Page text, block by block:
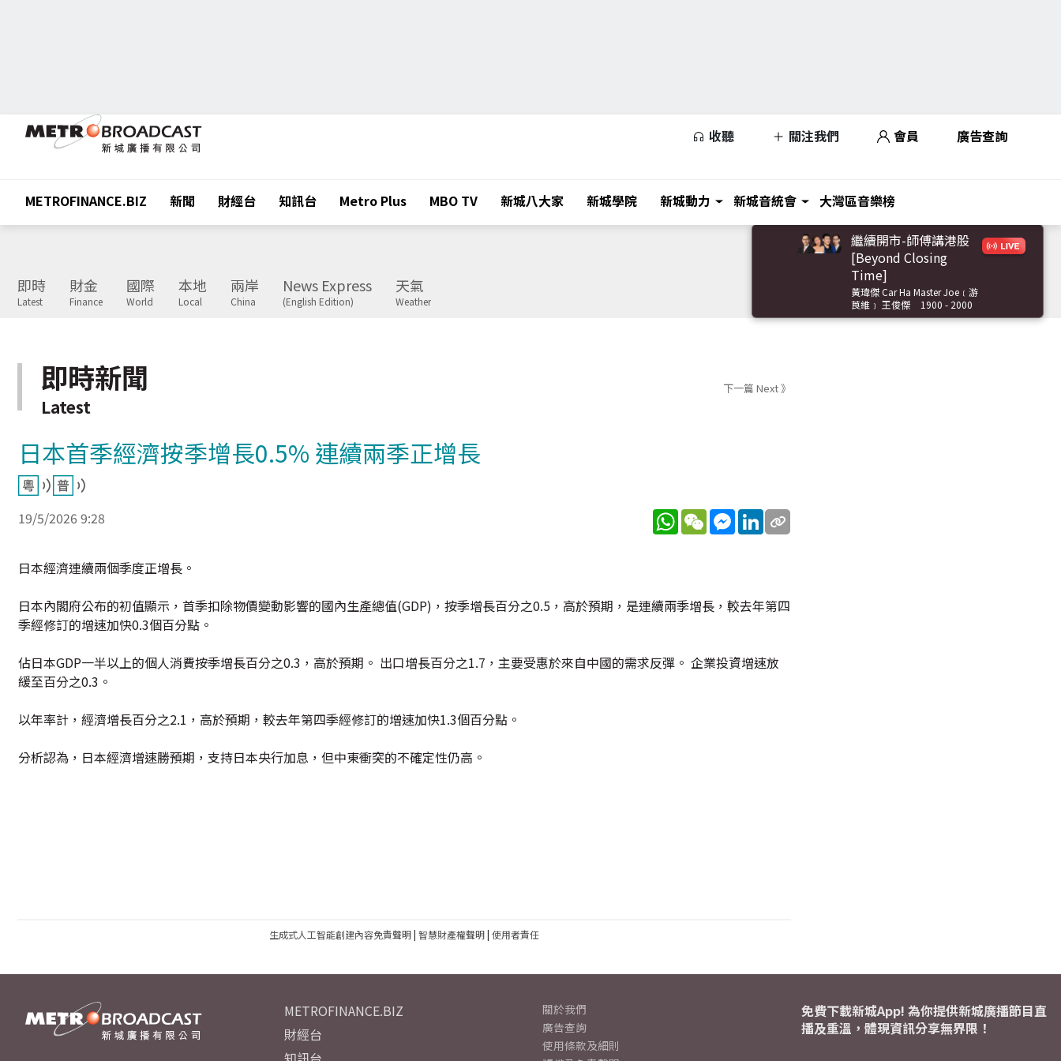
收聽 關注我們 會員 廣告查詢
METROFINANCE.BIZ 新聞 財經台 知訊台 Metro Plus MBO TV 新城八大家 新城學院 新城動力 新城音統會 大灣區音樂榜
即時
Latest
財金
Finance
國際
World
本地
Local
兩岸
China
News Express
(English Edition)
天氣
Weather
繼續開市-師傅講港股
[Beyond Closing
Time]
黃瑋傑 Car Ha Master Joe﹝游
莨維﹞ 王俊傑
1900 - 2000
即時新聞
Latest
下一篇 Next 》
日本首季經濟按季增長0.5% 連續兩季正增長
19/5/2026 9:28 WhatsApp
WeChatMessenger
LinkedIn
日本經濟連續兩個季度正增長。
日本內閣府公布的初值顯示，首季扣除物價變動影響的國內生產總值(GDP)，按季增長百分之0.5，高於預期，是連續兩季增長，較去年第四
季經修訂的增速加快0.3個百分點。
佔日本GDP一半以上的個人消費按季增長百分之0.3，高於預期。 出口增長百分之1.7，主要受惠於來自中國的需求反彈。 企業投資增速放
緩至百分之0.3。
以年率計，經濟增長百分之2.1，高於預期，較去年第四季經修訂的增速加快1.3個百分點。
分析認為，日本經濟增速勝預期，支持日本央行加息，但中東衝突的不確定性仍高。
生成式人工智能創建內容免責聲明| 智慧財產權聲明| 使用者責任
METROFINANCE.BIZ
財經台
關於我們
廣告查詢
使用條款及細則
免費下載新城App! 為你提供新城廣播節目直
播及重溫，體現資訊分享無界限！